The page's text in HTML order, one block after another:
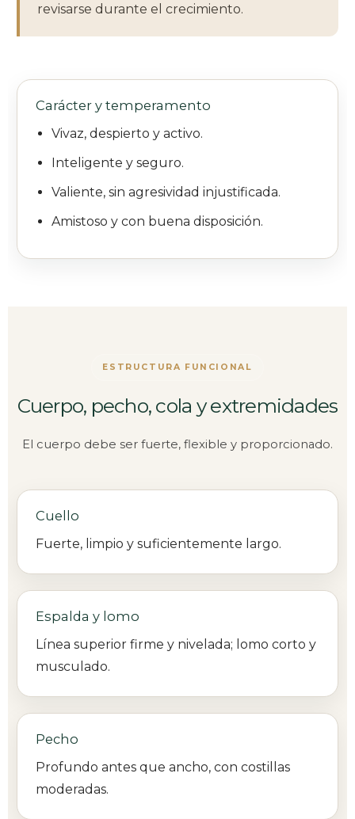
revisarse durante el crecimiento.
Carácter y temperamento
Vivaz, despierto y activo.
Inteligente y seguro.
Valiente, sin agresividad injustificada.
Amistoso y con buena disposición.
ESTRUCTURA FUNCIONAL
Cuerpo, pecho, cola y extremidades
El cuerpo debe ser fuerte, flexible y proporcionado.
Cuello
Fuerte, limpio y suficientemente largo.
Espalda y lomo
Línea superior firme y nivelada; lomo corto y
musculado.
Pecho
Profundo antes que ancho, con costillas
moderadas.